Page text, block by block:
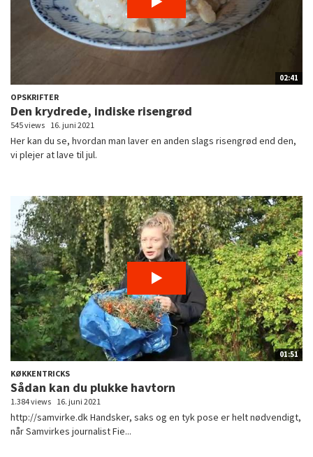
02:41
OPSKRIFTER
Den krydrede, indiske risengrød
545 views 16. juni 2021
Her kan du se, hvordan man laver en anden slags risengrød end den,
vi plejer at lave til jul.
01:51
KØKKENTRICKS
Sådan kan du plukke havtorn
1.384 views 16. juni 2021
http://samvirke.dk Handsker, saks og en tyk pose er helt nødvendigt,
når Samvirkes journalist Fie...